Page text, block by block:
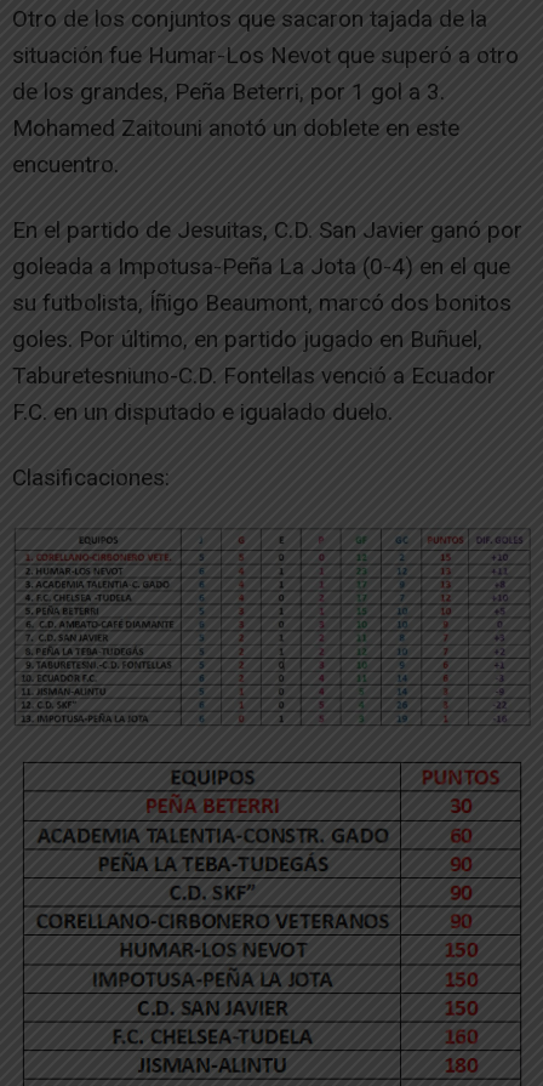
Otro de los conjuntos que sacaron tajada de la
situación fue Humar-Los Nevot que superó a otro
de los grandes, Peña Beterri, por 1 gol a 3.
Mohamed Zaitouni anotó un doblete en este
encuentro.
En el partido de Jesuitas, C.D. San Javier ganó por
goleada a Impotusa-Peña La Jota (0-4) en el que
su futbolista, Íñigo Beaumont, marcó dos bonitos
goles. Por último, en partido jugado en Buñuel,
Taburetesniuno-C.D. Fontellas venció a Ecuador
F.C. en un disputado e igualado duelo.
Clasificaciones: